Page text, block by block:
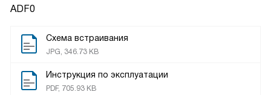
ADF0
Схема встраивания
JPG, 346.73 KB
Инструкция по эксплуатации
PDF, 705.93 KB